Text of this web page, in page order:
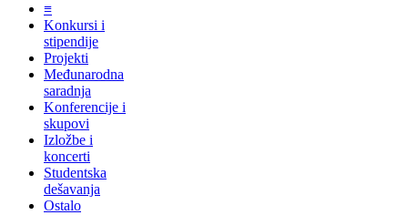
≡
Konkursi i
stipendije
Projekti
Međunarodna
saradnja
Konferencije i
skupovi
Izložbe i
koncerti
Studentska
dešavanja
Ostalo